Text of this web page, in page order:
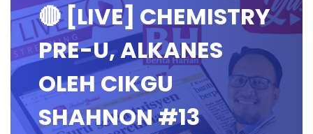
🔴 [LIVE] CHEMISTRY
PRE-U, ALKANES
OLEH CIKGU
SHAHNON #13